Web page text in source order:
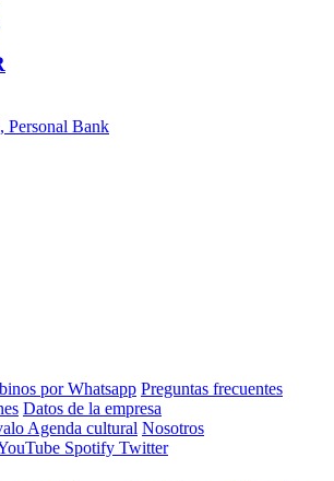
por Whatsapp Preguntas frecuentes
Datos de la empresa
Agenda cultural Nosotros
Spotify Twitter